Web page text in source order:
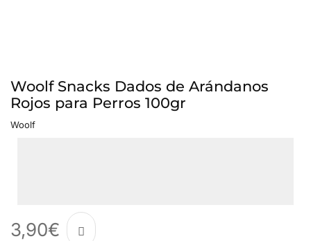
Woolf Snacks Dados de Arándanos
Rojos para Perros 100gr
Woolf
3,90€